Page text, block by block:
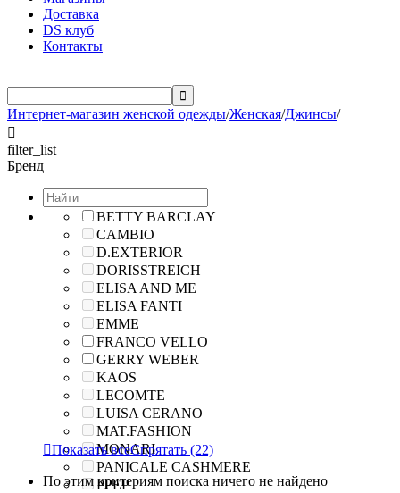
Доставка
DS клуб
Контакты

Интернет-магазин женской одежды/Женская/Джинсы/

filter_list
Бренд
BETTY BARCLAY
CAMBIO
D.EXTERIOR
DORISSTREICH
ELISA AND ME
ELISA FANTI
EMME
FRANCO VELLO
GERRY WEBER
KAOS
LECOMTE
LUISA CERANO
MAT.FASHION
MONARI
PANICALE CASHMERE
PPEP
Показать всеСпрятать (22)
По этим критериям поиска ничего не найдено